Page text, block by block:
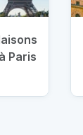
Paris